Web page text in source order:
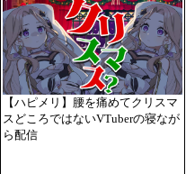
【ハピメリ】腰を痛めてクリスマ
スどころではないVTuberの寝なが
ら配信